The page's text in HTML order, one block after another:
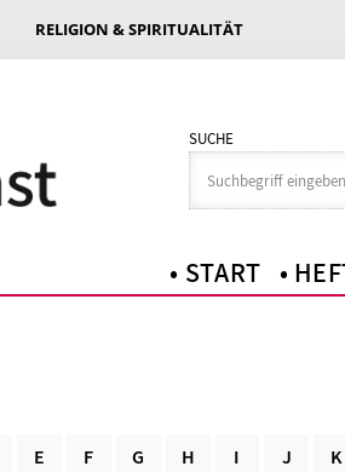
RELIGION & SPIRITUALITÄT
SUCHE
START
E F G H I J K